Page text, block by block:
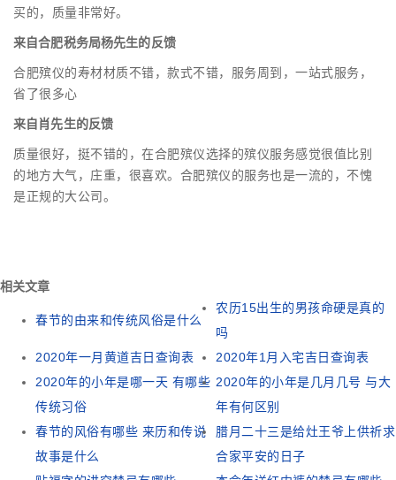
买的，质量非常好。
来自合肥税务局杨先生的反馈
合肥殡仪的寿材材质不错，款式不错，服务周到，一站式服务，
省了很多心
来自肖先生的反馈
质量很好，挺不错的，在合肥殡仪选择的殡仪服务感觉很值比别
的地方大气，庄重，很喜欢。合肥殡仪的服务也是一流的，不愧
是正规的大公司。
相关文章
春节的由来和传统风俗是什么
农历15出生的男孩命硬是真的
吗
2020年一月黄道吉日查询表
2020年1月入宅吉日查询表
2020年的小年是哪一天 有哪些
传统习俗
2020年的小年是几月几号 与大
年有何区别
春节的风俗有哪些 来历和传说
故事是什么
腊月二十三是给灶王爷上供祈求
合家平安的日子